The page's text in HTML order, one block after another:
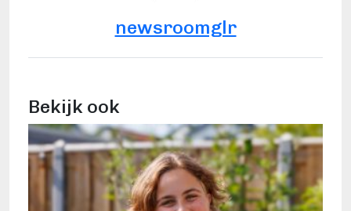
newsroomglr
Bekijk ook